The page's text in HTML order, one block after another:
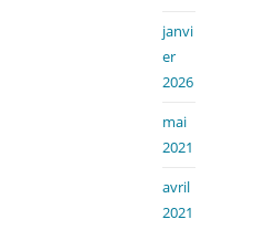
janvi
er
2026
mai
2021
avril
2021